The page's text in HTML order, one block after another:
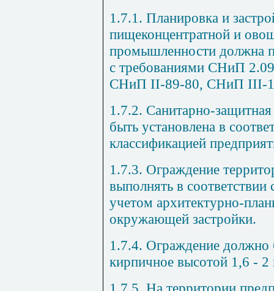
1.7.1. Планировка и
пищеконцентратной и
промышленности должна
с требованиями СНиП
СНиП II-89-80, СНиП III-
1.7.2. Санитарно-
быть установлена в
классификацией
1.7.3. Ограждение
выполнять в
учетом архитектурно-
окружающей застройки.
1.7.4. Ограждение должно
кирпичное высотой 1,6 - 2
1.7.5. На территории